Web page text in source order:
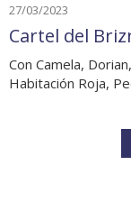
27/03/2023
Cartel del
Con Camela,
Habitación Roja,